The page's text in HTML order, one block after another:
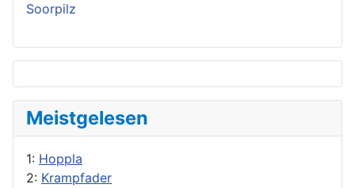
Soorpilz
Meistgelesen
1: Hoppla
2: Krampfader